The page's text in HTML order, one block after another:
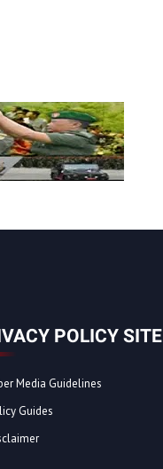
POLICY SITE
Media Guidelines
Guides